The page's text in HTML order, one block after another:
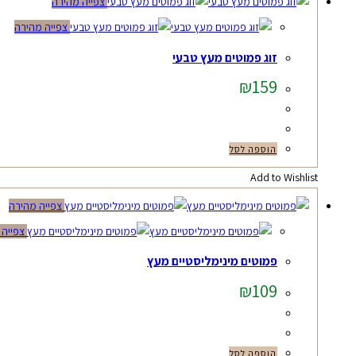
צפייה מהירה
זוג פמוטים מעץ טבעי
₪159
הוספה לסל
Add to Wishlist
צפייה מהירה
פמוטים מינימליסטיים מעץ
₪109
הוספה לסל